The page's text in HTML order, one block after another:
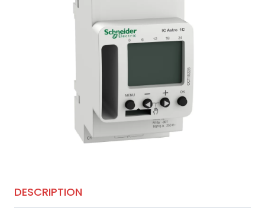
DESCRIPTION